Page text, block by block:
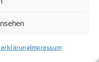
Impressum
Moveco